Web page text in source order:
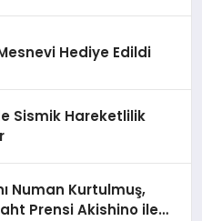
Hediye Edildi
Sismik Hareketlilik
Numan Kurtulmuş,
Prensi Akishino ile